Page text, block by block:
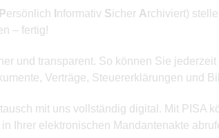
Persönlich nformativ Sicher Archiviert)
– fertig!
und transparent. So können Sie
Verträge, Steuererklärungen und
mit uns vollständig digital. Mit
Ihrer elektronischen Mandantenakte